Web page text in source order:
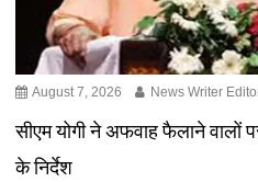
August 7, 2026 News Writer
सीएम योगी ने अफवाह फैलाने वालों
के निर्देश